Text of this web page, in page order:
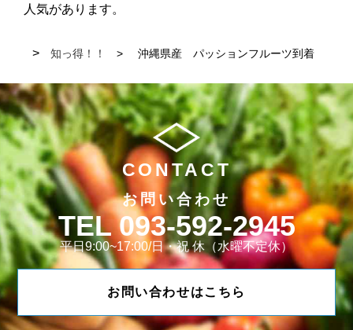
人気があります。
知っ得！！ 沖縄県産 パッションフルーツ到着
CONTACT
お問い合わせ
093-592-2945
平日9:00~17:00/日・祝 休（水曜不定休）
お問い合わせはこちら